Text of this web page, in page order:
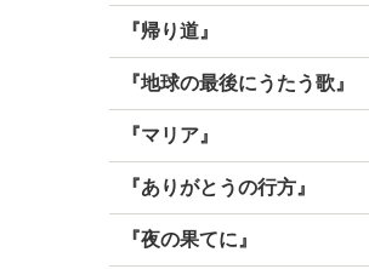
『帰り道』
『地球の最後にうたう歌』
『マリア』
『ありがとうの行方』
『夜の果てに』